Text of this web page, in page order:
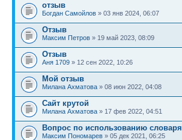
отзыв
Богдан Самойлов » 03 янв 2024, 06:07
Отзыв
Максим Петров » 19 май 2023, 08:09
Отзыв
Аня 1709 » 12 сен 2022, 10:26
Мой отзыв
Милана Ахматова » 08 июн 2022, 04:08
Сайт крутой
Милана Ахматова » 17 фев 2022, 04:51
Вопрос по использованию словаря
Максим Пономарев » 05 дек 2021, 06:25